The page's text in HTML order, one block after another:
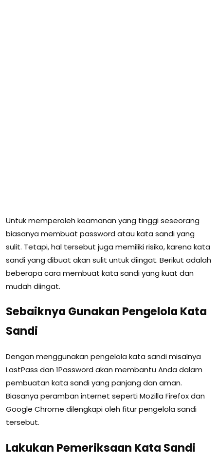
Untuk memperoleh keamanan yang tinggi seseorang
biasanya membuat password atau kata sandi yang
sulit. Tetapi, hal tersebut juga memiliki risiko, karena kata
sandi yang dibuat akan sulit untuk diingat. Berikut adalah
beberapa cara membuat kata sandi yang kuat dan
mudah diingat.
Sebaiknya Gunakan Pengelola Kata
Sandi
Dengan menggunakan pengelola kata sandi misalnya
LastPass dan 1Password akan membantu Anda dalam
pembuatan kata sandi yang panjang dan aman.
Biasanya peramban internet seperti Mozilla Firefox dan
Google Chrome dilengkapi oleh fitur pengelola sandi
tersebut.
Lakukan Pemeriksaan Kata Sandi